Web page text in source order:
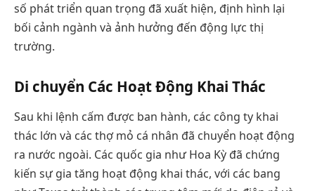
số phát triển quan trọng đã xuất hiện, định hình lại
bối cảnh ngành và ảnh hưởng đến động lực thị
trường.
Di chuyển Các Hoạt Động Khai Thác
Sau khi lệnh cấm được ban hành, các công ty khai
thác lớn và các thợ mỏ cá nhân đã chuyển hoạt động
ra nước ngoài. Các quốc gia như Hoa Kỳ đã chứng
kiến sự gia tăng hoạt động khai thác, với các bang